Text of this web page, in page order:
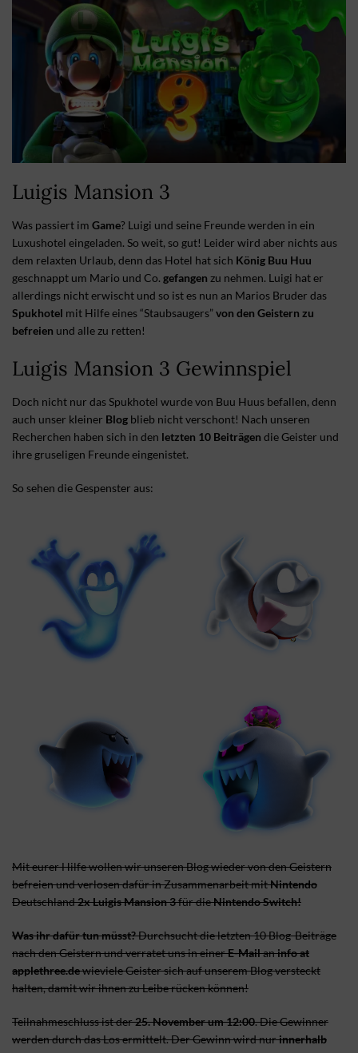
Luigis Mansion 3
Was passiert im Game? Luigi und seine Freunde werden in ein
Luxushotel eingeladen. So weit, so gut! Leider wird aber nichts aus
dem relaxten Urlaub, denn das Hotel hat sich König Buu Huu
geschnappt um Mario und Co. gefangen zu nehmen. Luigi hat er
allerdings nicht erwischt und so ist es nun an Marios Bruder das
Spukhotel mit Hilfe eines “Staubsaugers”von den Geistern zu
befreien und alle zu retten!
Luigis Mansion 3 Gewinnspiel
Doch nicht nur das Spukhotel wurde von Buu Huus befallen, denn
auch unser kleiner Blog blieb nicht verschont! Nach unseren
Recherchen haben sich in den letzten 10 Beiträgen die Geister und
ihre gruseligen Freunde eingenistet.
So sehen die Gespenster aus:
Mit eurer Hilfe wollen wir unseren Blog wieder von den Geistern
befreien und verlosen dafür in Zusammenarbeit mitNintendo
Deutschland2x Luigis Mansion 3für dieNintendo Switch!
Was ihr dafür tun müsst?Durchsucht die letzten 10 Blog-Beiträge
nach den Geistern und verratet uns in einerE-Mailaninfo at
applethree.dewieviele Geister sich auf unserem Blog versteckt
halten, damit wir ihnen zu Leibe rücken können!
Teilnahmeschluss ist der25. November um 12:00. Die Gewinner
werden durch das Los ermittelt. Der Gewinn wird nurinnerhalb